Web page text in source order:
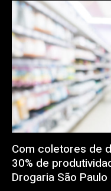
Com coletores de
30% de
Drogaria São